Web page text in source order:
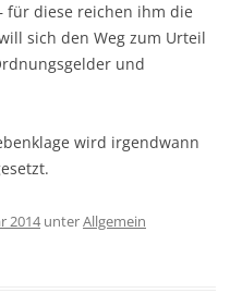
für diese reichen ihm die
sich den Weg zum Urteil
und
wird irgendwann
2014unterAllgemein